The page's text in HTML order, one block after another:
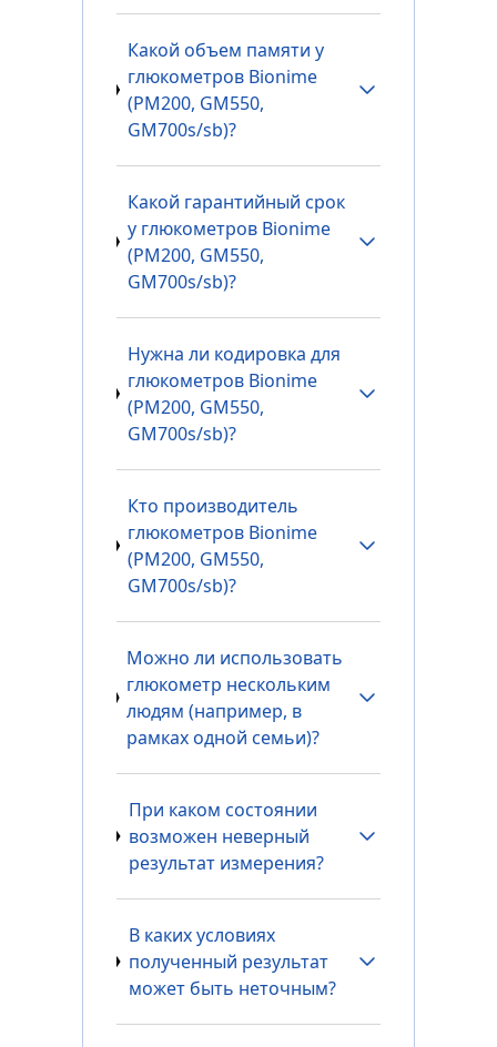
Какой объем памяти у
глюкометров Bionime
(PM200, GM550,
GM700s/sb)?
Какой гарантийный срок
у глюкометров Bionime
(PM200, GM550,
GM700s/sb)?
Нужна ли кодировка для
глюкометров Bionime
(PM200, GM550,
GM700s/sb)?
Кто производитель
глюкометров Bionime
(PM200, GM550,
GM700s/sb)?
Можно ли использовать
глюкометр нескольким
людям (например, в
рамках одной семьи)?
При каком состоянии
возможен неверный
результат измерения?
В каких условиях
полученный результат
может быть неточным?